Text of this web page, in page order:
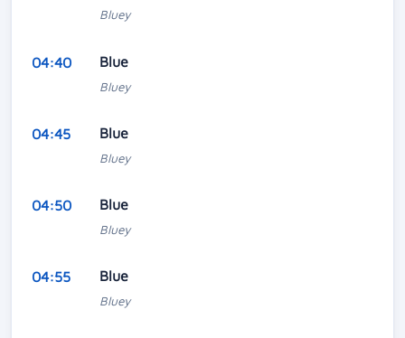
Bluey
04:40 Blue
Bluey
04:45 Blue
Bluey
04:50 Blue
Bluey
04:55 Blue
Bluey